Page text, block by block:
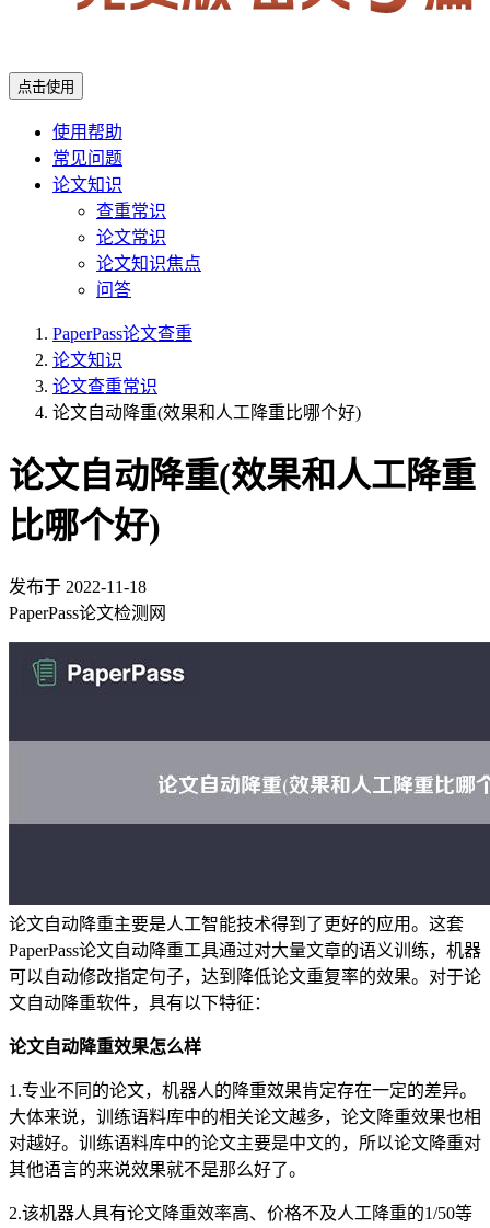
点击使用
使用帮助
常见问题
论文知识
查重常识
论文常识
论文知识焦点
问答
PaperPass论文查重
论文知识
论文查重常识
论文自动降重(效果和人工降重比哪个好)
论文自动降重(效果和人工降重
比哪个好)
发布于 2022-11-18
PaperPass论文检测网
论文自动降重主要是人工智能技术得到了更好的应用。这套
PaperPass论文自动降重工具通过对大量文章的语义训练，机器
可以自动修改指定句子，达到降低论文重复率的效果。对于论
文自动降重软件，具有以下特征：
论文自动降重效果怎么样
1.专业不同的论文，机器人的降重效果肯定存在一定的差异。
大体来说，训练语料库中的相关论文越多，论文降重效果也相
对越好。训练语料库中的论文主要是中文的，所以论文降重对
其他语言的来说效果就不是那么好了。
2.该机器人具有论文降重效率高、价格不及人工降重的1/50等